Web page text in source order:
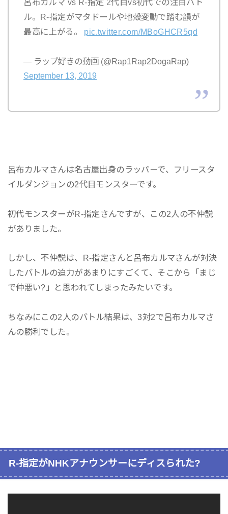
呂布カルマ vs R-指定 2代目vs初代での注目バト
ル。R-指定がマタドールや地殻変動で踏む韻が
最高に上がる。 pic.twitter.com/MBoGHCR5qd
— ラップ好きの動画 (@Rap1Rap2DogaRap)
September 13, 2019
呂布カルマさんは名古屋出身のラッパーで、フリースタ
イルダンジョンの2代目モンスターです。
初代モンスターがR-指定さんですが、この2人の不仲説
がありました。
しかし、不仲説は、R-指定さんと呂布カルマさんが対決
したバトルの迫力があまりにすごくて、そこから「まじ
で仲悪い?」と思われてしまったみたいです。
ちなみにこの2人のバトル結果は、3対2で呂布カルマさ
んの勝利でした。
R-指定がNHKアナウンサーにディスられた?